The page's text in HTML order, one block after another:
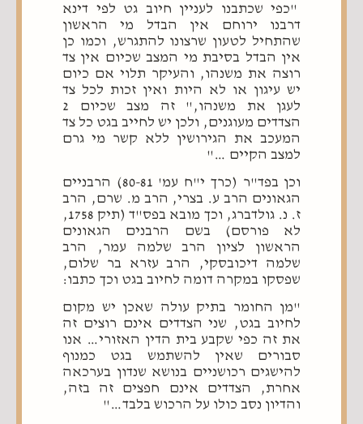
"כפי שכתבנו לעניין חיוב גט לפי דינא
דרבנו ירוחם אין הבדל מי הראשון
שהתחיל לטעון שרצונו להתגרש, וכמו כן
אין הבדל בסיבת מי המצב שכיום אין צד
רוצה את משנהו, והעיקר תלוי אם כיום
יש עיגון או לא היות ואין זכות לכל צד
לעגן את משנהו," זה מצב שכיום 2
הצדדים מעוגנים, ולכן יש לחייב בגט כל צד
המעכב את הגירושין ללא קשר מי גרם
למצב הקיים …"
וכן בפד"ר (כרך י"ח עמ' 80-81) הרבניים
הגאונים הרב ע. בצרי, הרב מ. שרם, הרב
ז. נ. גולדברג, וכך מובא בפס"ד (תיק 1758,
לא פורסם) בשם הרבנים הגאונים
הראשון לציון הרב שלמה עמר, הרב
שלמה דיכובסקי, הרב עזרא בר שלום,
שפסקו במקרה דומה לחיוב בגט וכך כתבו:
"מן החומר בתיק עולה שאכן יש מקום
לחיוב בגט, שני הצדדים אינם רוצים זה
את זה כפי שקבע בית הדין האזורי… אנו
סבורים שאין להשתמש בגט כמנוף
להישגים רכושניים בנושא שנדון בערכאה
אחרת, הצדדים אינם חפצים זה בזה,
והדיון נסב כולו על הרכוש בלבד…"